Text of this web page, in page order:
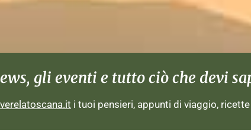
gli eventi e tutto ciò che devi
i tuoi pensieri, appunti di viaggio,